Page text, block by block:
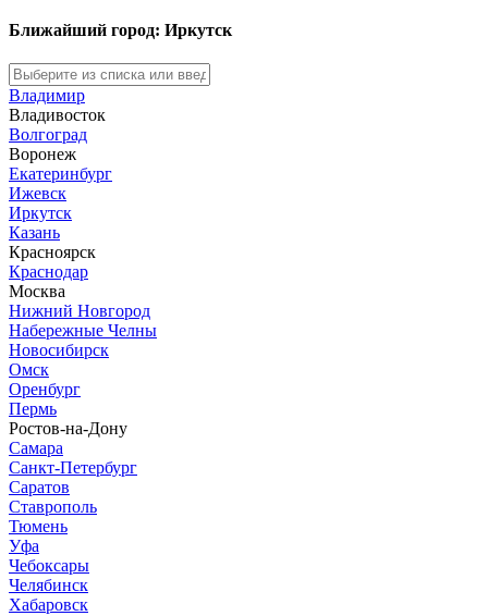
Ближайший город: Иркутск
Владимир
Владивосток
Волгоград
Воронеж
Екатеринбург
Ижевск
Иркутск
Казань
Красноярск
Краснодар
Москва
Нижний Новгород
Набережные Челны
Новосибирск
Омск
Оренбург
Пермь
Ростов-на-Дону
Самара
Санкт-Петербург
Саратов
Ставрополь
Тюмень
Уфа
Чебоксары
Челябинск
Хабаровск